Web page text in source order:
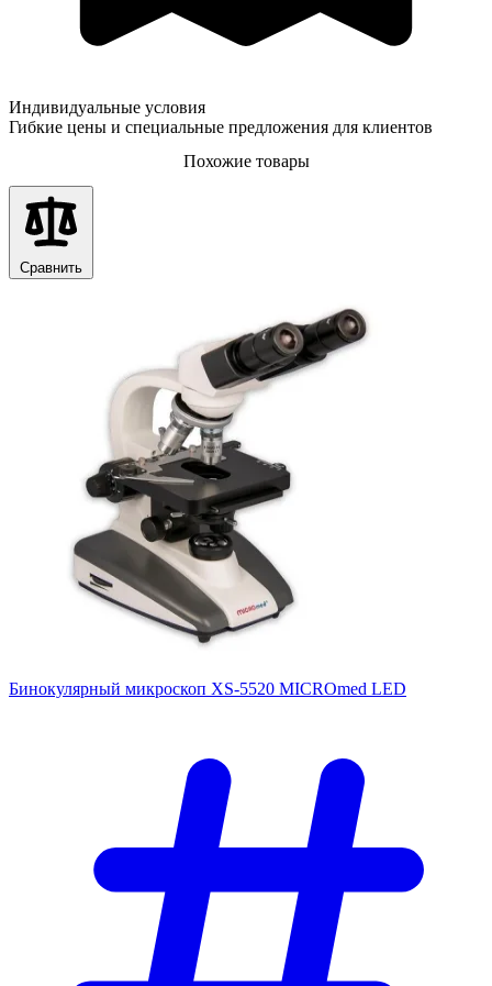
Индивидуальные условия
Гибкие цены и специальные предложения для клиентов
Похожие товары
Сравнить
Бинокулярный микроскоп XS-5520 MICROmed LED